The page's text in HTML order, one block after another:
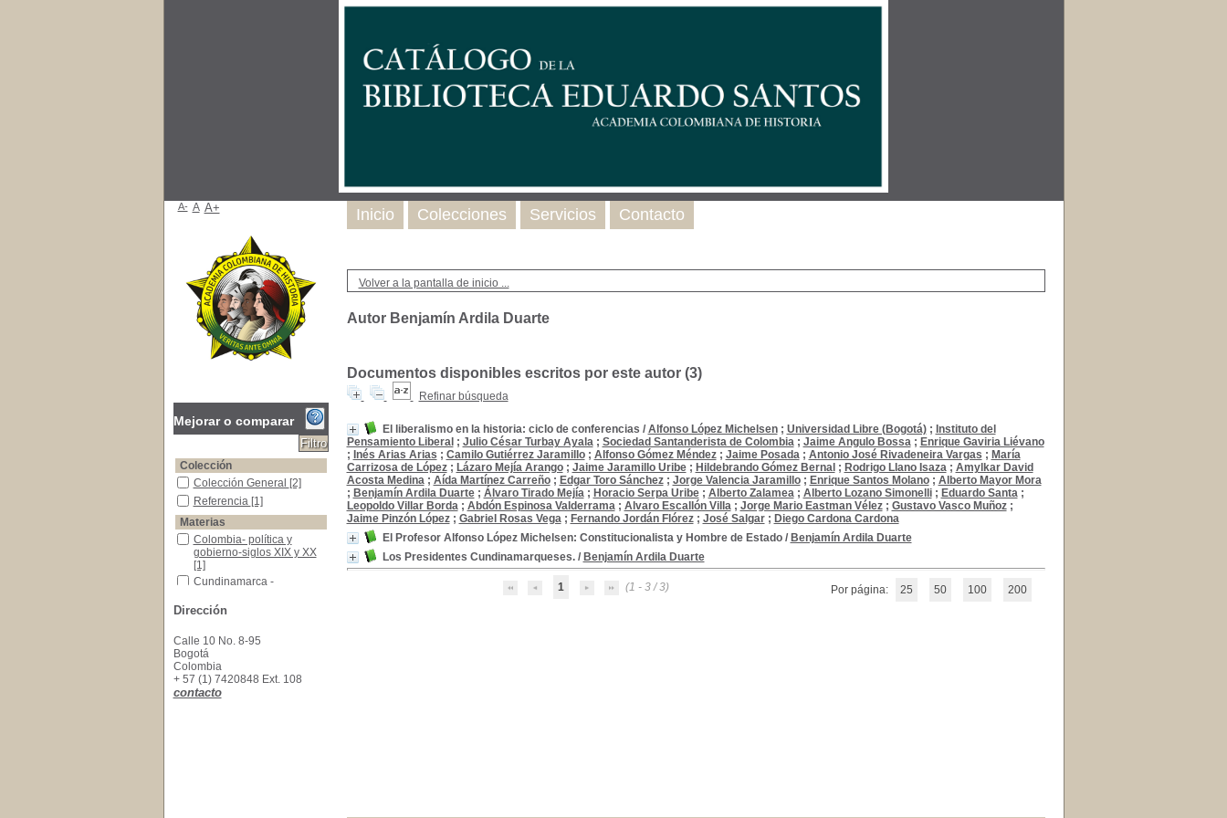
Volver a la pantalla de inicio ...
Autor Benjamín Ardila Duarte
Documentos disponibles escritos por este autor (3)
Refinar búsqueda
El liberalismo en la historia: ciclo de conferencias / Alfonso López Michelsen; Universidad Libre (Bogotá); Instituto del
Pensamiento Liberal ; Julio César Turbay Ayala; Sociedad Santanderista de Colombia; Jaime Angulo Bossa; Enrique Gaviria Liévano
; Inés Arias Arias ; Camilo Gutiérrez Jaramillo; Alfonso Gómez Méndez; Jaime Posada; Antonio José Rivadeneira Vargas ; María
Carrizosa de López; Lázaro Mejía Arango; Jaime Jaramillo Uribe; Hildebrando Gómez Bernal ; Rodrigo Llano Isaza; Amylkar David
Acosta Medina; Aída Martínez Carreño; Edgar Toro Sánchez; Jorge Valencia Jaramillo; Enrique Santos Molano; Alberto Mayor Mora
; Benjamín Ardila Duarte; Álvaro Tirado Mejía; Horacio Serpa Uribe; Alberto Zalamea; Alberto Lozano Simonelli; Eduardo Santa;
Leopoldo Villar Borda; Abdón Espinosa Valderrama; Alvaro Escallón Villa; Jorge Mario Eastman Vélez; Gustavo Vasco Muñoz;
Jaime Pinzón López; Gabriel Rosas Vega; Fernando Jordán Flórez; José Salgar; Diego Cardona Cardona
El Profesor Alfonso López Michelsen: Constitucionalista y Hombre de Estado/ Benjamín Ardila Duarte
Los Presidentes Cundinamarqueses./ Benjamín Ardila Duarte
1 (1 - 3 / 3) Por página: 25 50 100 200
Inicio Colecciones Servicios Contacto
A- A A+
Mejorar o comparar
Colección
Colección General
Colección General [2]
Referencia
Referencia [1]
Materias
Colombia- política y gobierno-siglos XIX y XX
Colombia- política y
gobierno-siglos XIX y XX
[1]
Cundinamarca - Presidentes - Siglo XX
Cundinamarca -
Partido liberal colombiano- historia
Partido liberal
Partido liberal-Colombia-plataforma política
Partido liberal-Colombia-
plataforma política
Presidente -Cundinamarca -Siglo,XIX
Presidente -
Cundinamarca -Siglo,XIX
[1]
Dirección
Calle 10 No. 8-95
Bogotá
Colombia
+ 57 (1) 7420848 Ext. 108
contacto